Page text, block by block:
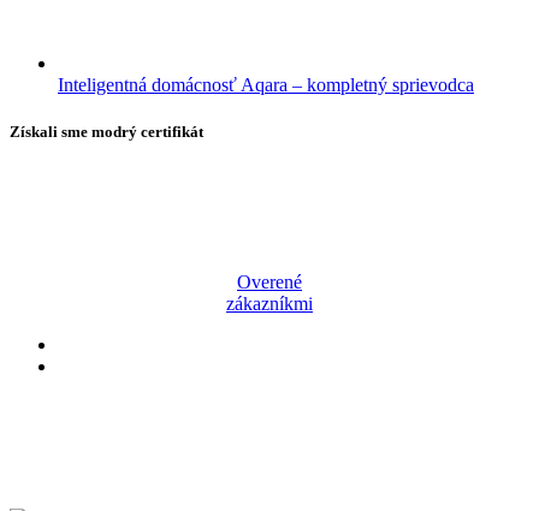
Inteligentná domácnosť Aqara – kompletný sprievodca
Získali sme modrý certifikát
Overené
zákazníkmi